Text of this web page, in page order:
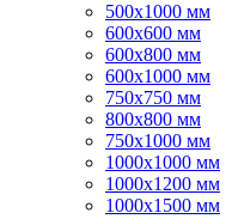
500x1000 мм
600x600 мм
600x800 мм
600x1000 мм
750x750 мм
800x800 мм
750x1000 мм
1000x1000 мм
1000x1200 мм
1000x1500 мм